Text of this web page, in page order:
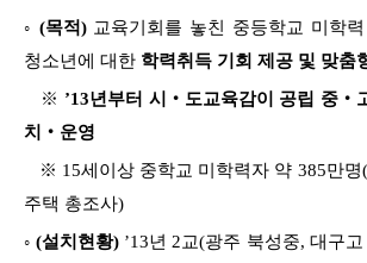
◦ (목적) 교육기회를 놓친 중등학교 미학
청소년에 대한 학력취득 기회 제공 및 맞춤
※ ’13년부터 시‧도교육감이 공립 중‧
치‧운영
※ 15세이상 중학교 미학력자 약 385만명
주택 총조사)
◦ (설치현황) ’13년 2교(광주 북성중, 대구